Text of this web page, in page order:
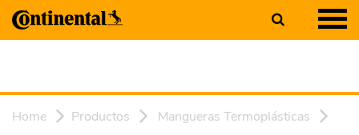
Home Productos
Mangueras Termoplásticas